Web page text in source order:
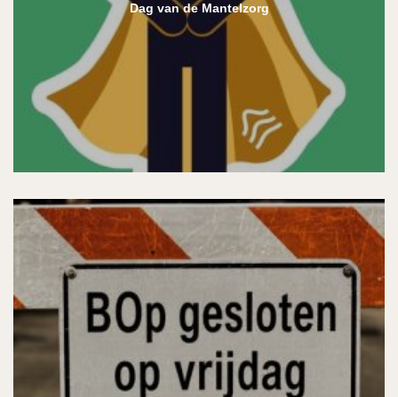
Dag van de Mantelzorg